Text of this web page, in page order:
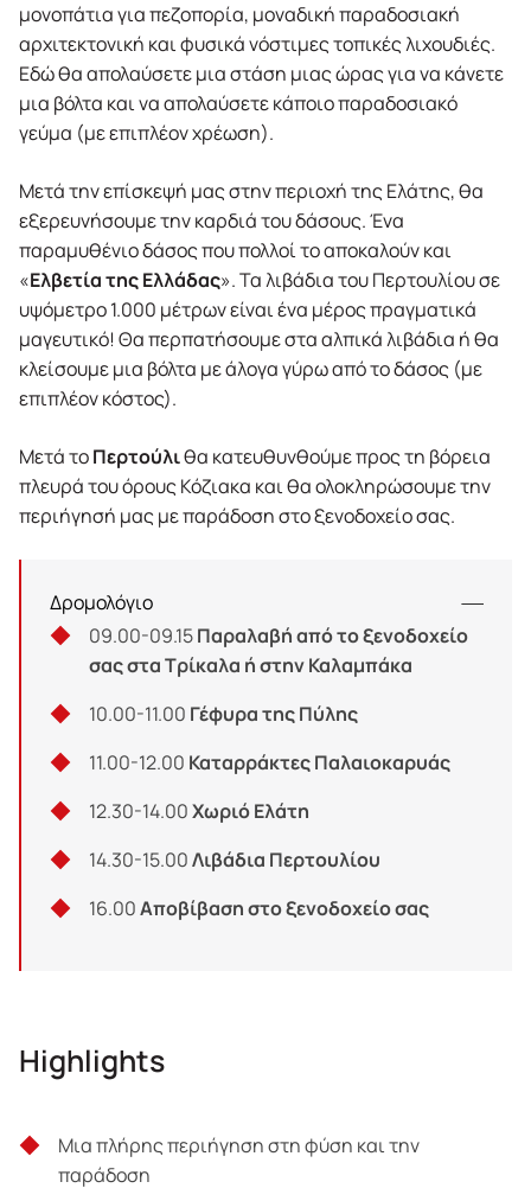
μονοπάτια για πεζοπορία, μοναδική παραδοσιακή
αρχιτεκτονική και φυσικά νόστιμες τοπικές λιχουδιές.
Εδώ θα απολαύσετε μια στάση μιας ώρας για να κάνετε
μια βόλτα και να απολαύσετε κάποιο παραδοσιακό
γεύμα (με επιπλέον χρέωση).
Μετά την επίσκεψή μας στην περιοχή της Ελάτης, θα
εξερευνήσουμε την καρδιά του δάσους. Ένα
παραμυθένιο δάσος που πολλοί το αποκαλούν και
«Ελβετία της Ελλάδας». Τα λιβάδια του Περτουλίου σε
υψόμετρο 1.000 μέτρων είναι ένα μέρος πραγματικά
μαγευτικό! Θα περπατήσουμε στα αλπικά λιβάδια ή θα
κλείσουμε μια βόλτα με άλογα γύρω από το δάσος (με
επιπλέον κόστος).
Μετά τοΠερτούλιθα κατευθυνθούμε προς τη βόρεια
πλευρά του όρους Κόζιακα και θα ολοκληρώσουμε την
περιήγησή μας με παράδοση στο ξενοδοχείο σας.
Δρομολόγιο
09.00-09.15Παραλαβή από το ξενοδοχείο
σας στα Τρίκαλα ή στην Καλαμπάκα
10.00-11.00 Γέφυρα της Πύλης
11.00-12.00 Καταρράκτες Παλαιοκαρυάς
12.30-14.00Χωριό Ελάτη
14.30-15.00Λιβάδια Περτουλίου
16.00Αποβίβαση στο ξενοδοχείο σας
Highlights
Μια πλήρης περιήγηση στη φύση και την
παράδοση